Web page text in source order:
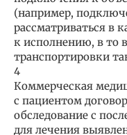
(например,
рассматриваться в
к исполнению, в то
транспортировки
4
Коммерческая
с пациентом
обследование с
для лечения